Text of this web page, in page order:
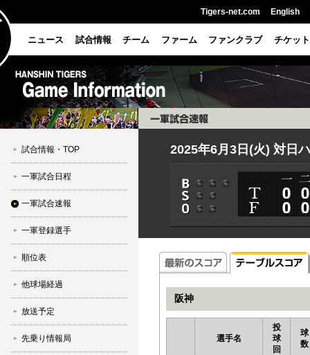
Tigers-net.com English
ニュース 試合情報 チーム ファーム ファンクラブ チケット
試合情報・TOP
一軍試合日程
一軍試合速報
一軍登録選手
順位表
他球場経過
放送予定
先乗り情報局
2025年6月3日(火) 対日
阪神
選手名
投
球
回
球
数